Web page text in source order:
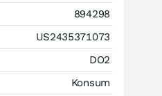
894298
US2435371073
DO2
Konsum